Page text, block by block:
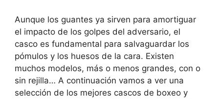
Aunque los guantes ya sirven para amortiguar
el impacto de los golpes del adversario, el
casco es fundamental para salvaguardar los
pómulos y los huesos de la cara. Existen
muchos modelos, más o menos grandes, con o
sin rejilla… A continuación vamos a ver una
selección de los mejores cascos de boxeo y